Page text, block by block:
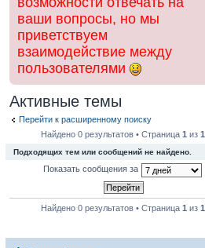
ваши вопросы, но мы
приветствуем
взаимодействие между
пользователями
Активные темы
Перейти к расширенному поиску
Найдено 0 результатов • Страница1 из1
Подходящих тем или сообщений не найдено.
Показать сообщения за
Найдено 0 результатов • Страница1 из1